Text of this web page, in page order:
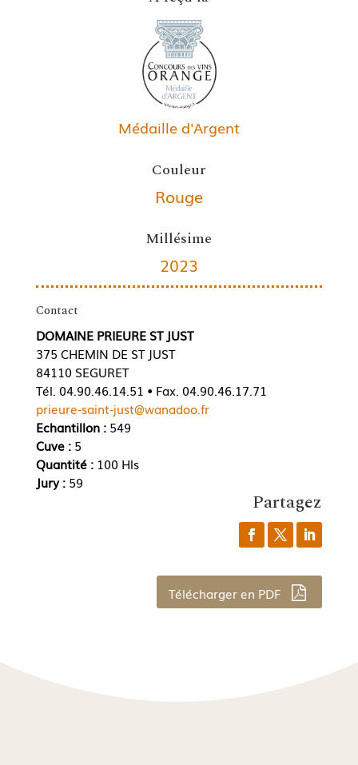
Médaille d'Argent
Couleur
Rouge
Millésime
2023
Contact
DOMAINE PRIEURE ST JUST
375 CHEMIN DE ST JUST
84110 SEGURET
Tél. 04.90.46.14.51 • Fax. 04.90.46.17.71
prieure-saint-just@wanadoo.fr
Echantillon :549
Cuve : 5
Quantité : 100 Hls
Jury : 59
Partagez
Télécharger en PDF